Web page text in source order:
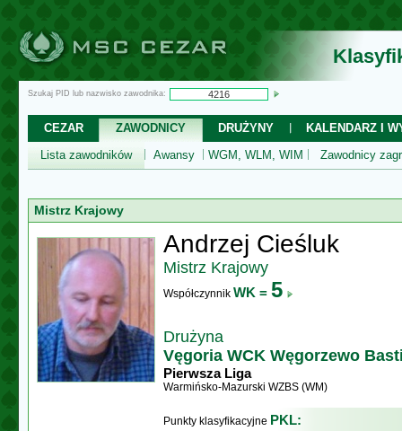
Szukaj PID lub nazwisko zawodnika:
CEZAR ZAWODNICY DRUŻYNY
KALENDARZ I
Lista zawodników
Awansy WGM, WLM, WIM Zawodnicy
Mistrz Krajowy
Andrzej Cieśluk
Mistrz Krajowy
Współczynnik WK = 5
Drużyna
Vęgoria WCK Węgorzewo
Pierwsza Liga
Warmińsko-Mazurski WZBS (WM)
Punkty klasyfikacyjne PKL: